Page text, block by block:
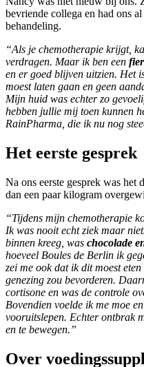
bevriende collega en had ons
behandeling.
“Als je chemotherapie krijgt,
verdragen. Maar ik ben een
en er goed blijven uitzien. Het
moest laten gaan en geen
Mijn huid was echter zo
hebben jullie mij toen kunnen
RainPharma, die ik nu nog
Het eerste gesprek
Na ons eerste gesprek was het
dan een paar kilogram
“Tijdens mijn chemotherapie
Ik was nooit echt ziek maar
binnen kreeg, was chocolade
hoeveel Boules de Berlin ik
zei me ook dat ik dit moest
genezing zou bevorderen.
cortisone en was de controle
Bovendien voelde ik me moe
vooruitslepen. Echter ontbrak
en te bewegen.”
Over